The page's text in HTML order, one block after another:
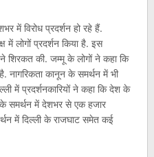
में विरोध प्रदर्शन हो रहे हैं.
लोगों प्रदर्शन किया है. इस
ने शिरकत की. जम्मू के लोगों ने कहा कि
नागरिकता कानून के समर्थन में भी
में प्रदर्शनकारियों ने कहा कि देश के
समर्थन में देशभर से एक हजार
में दिल्ली के राजघाट समेत कई